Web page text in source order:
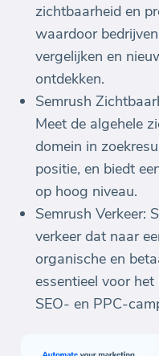
zichtbaarheid en
waardoor
vergelijken en
ontdekken.
Semrush
Meet de algehele
domein in
positie, en biedt
op hoog niveau.
Semrush Verkeer:
verkeer dat naar
organische en
essentieel voor
SEO- en PPC-